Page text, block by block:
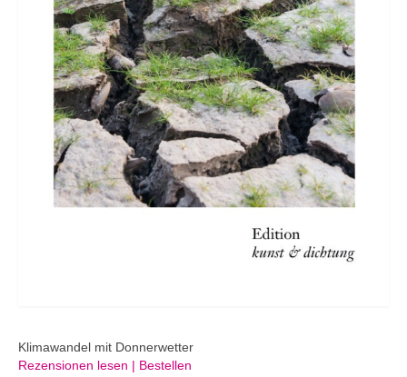
Klimawandel mit Donnerwetter
Rezensionen lesen | Bestellen